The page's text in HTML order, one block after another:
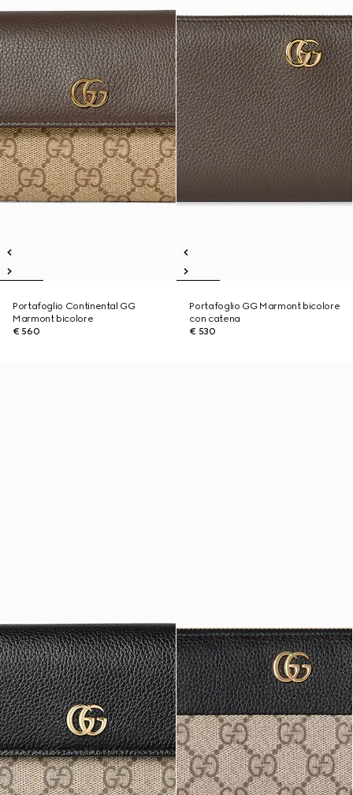
Portafoglio Continental GG
Marmont bicolore
€ 560
Portafoglio GG Marmont bicolore
con catena
€ 530